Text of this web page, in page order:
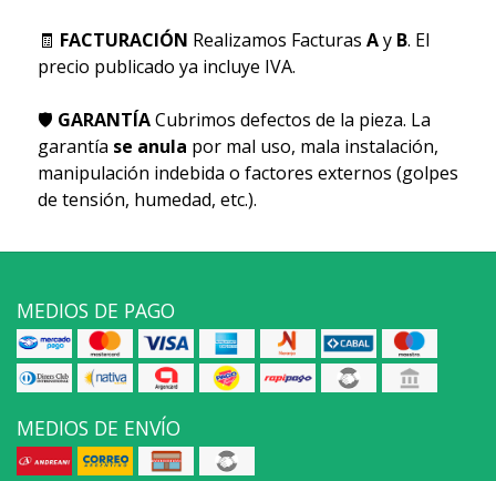
🧾 FACTURACIÓN Realizamos Facturas Ay B. El
precio publicado ya incluye IVA.
🛡 GARANTÍACubrimos defectos de la pieza. La
garantía se anula por mal uso, mala instalación,
manipulación indebida o factores externos (golpes
de tensión, humedad, etc.).
MEDIOS DE PAGO
MEDIOS DE ENVÍO